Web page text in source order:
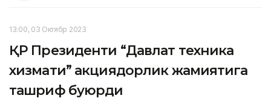
13:00, 03 Октябр 2023
ҚР Президенти “Давлат техника
хизмати” акциядорлик жамиятига
ташриф буюрди